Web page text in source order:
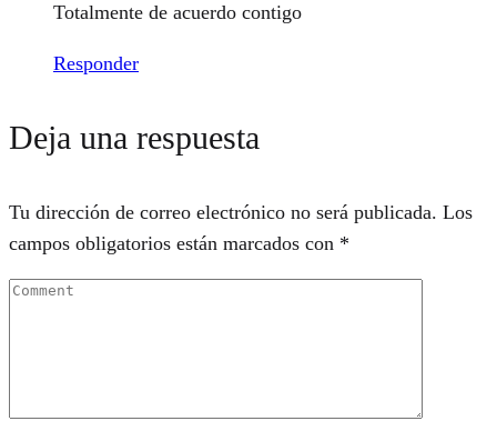
Totalmente de acuerdo contigo
Responder
Deja una respuesta
Tu dirección de correo electrónico no será publicada. Los
campos obligatorios están marcados con *